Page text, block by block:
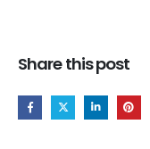
Share this post